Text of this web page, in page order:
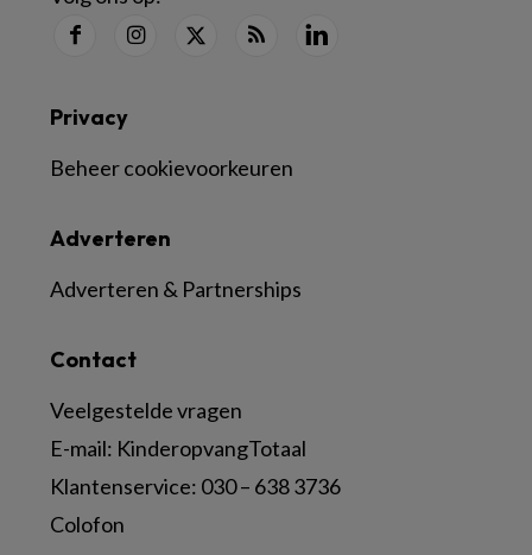
Contact
Veelgestelde vragen
E-mail: KinderopvangTotaal
Klantenservice: 030 – 638 3736
Colofon
Adverteren
Adverteren & Partnerships
Privacy
Beheer cookievoorkeuren